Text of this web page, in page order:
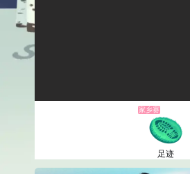
家乡赛
足迹
1电池